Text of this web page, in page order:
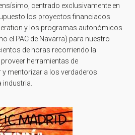
centrado exclusivamente en
los proyectos financiados
y los programas autonómicos
el PAC de Navarra) para nuestro
de horas recorriendo la
herramientas de
mentorizar a los verdaderos